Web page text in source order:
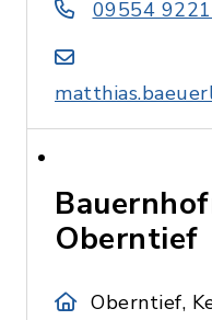
09554
Oberntief
Oberntief,